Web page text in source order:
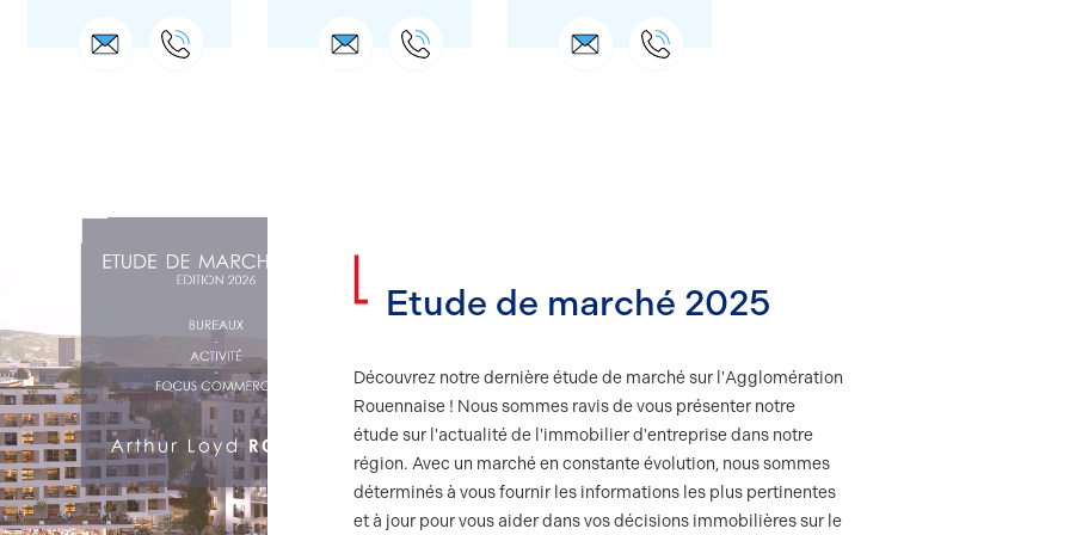
Etude de marché 2025
Découvrez notre dernière étude de marché sur l'Agglomération
Rouennaise ! Nous sommes ravis de vous présenter notre
étude sur l'actualité de l'immobilier d'entreprise dans notre
région. Avec un marché en constante évolution, nous sommes
déterminés à vous fournir les informations les plus pertinentes
et à jour pour vous aider dans vos décisions immobilières sur le